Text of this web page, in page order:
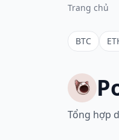
Trang chủ
BTC
Tổng hợp